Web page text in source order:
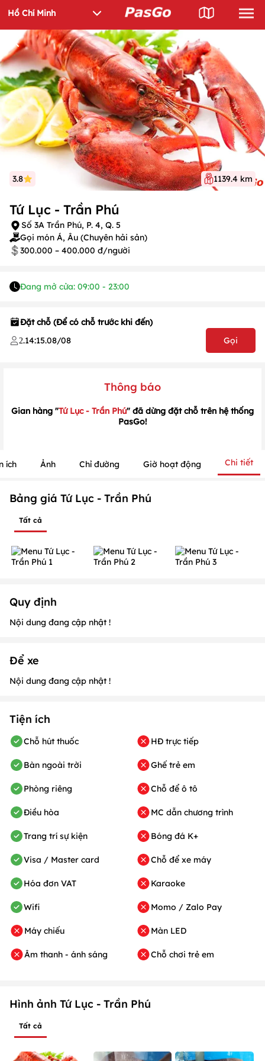
3.8 1139.4 km
Tứ Lục - Trần Phú
Số 3A Trần Phú, P. 4, Q. 5
Gọi món Á, Âu (Chuyên hải sản)
300.000 – 400.000 đ/người
Đang mở cửa: 09:00 - 23:00
Đặt chỗ (Để có chỗ trước khi đến)
2.14:15.08/08 Gọi
Thông báo
Gian hàng "Tứ Lục - Trần Phú" đã dừng đặt chỗ trên hệ thống
PasGo!
ích Ảnh Chỉ đường Giờ hoạt động Chi tiết
Bảng giá Tứ Lục - Trần Phú
Tất cả
Quy định
Nội dung đang cập nhật !
Để xe
Nội dung đang cập nhật !
Tiện ích
Chỗ hút thuốc
Bàn ngoài trời
Phòng riêng
Điều hòa
Trang trí sự kiện
Visa / Master card
Hóa đơn VAT
Wifi
Máy chiếu
Âm thanh - ánh sáng
HĐ trực tiếp
Ghế trẻ em
Chỗ để ô tô
MC dẫn chương trình
Bóng đá K+
Chỗ để xe máy
Karaoke
Momo / Zalo Pay
Màn LED
Chỗ chơi trẻ em
Hình ảnh Tứ Lục - Trần Phú
Tất cả
/1